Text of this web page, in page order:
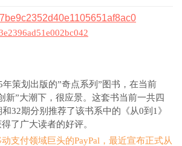
年策划出版的”奇点系列”图书，在当前
新”大潮下，很应景。这套书当前一共四
32期分别推荐了该书系中的《从0到1》
了广大读者的好评。
支付领域巨头的PayPal，最近宣布正式从